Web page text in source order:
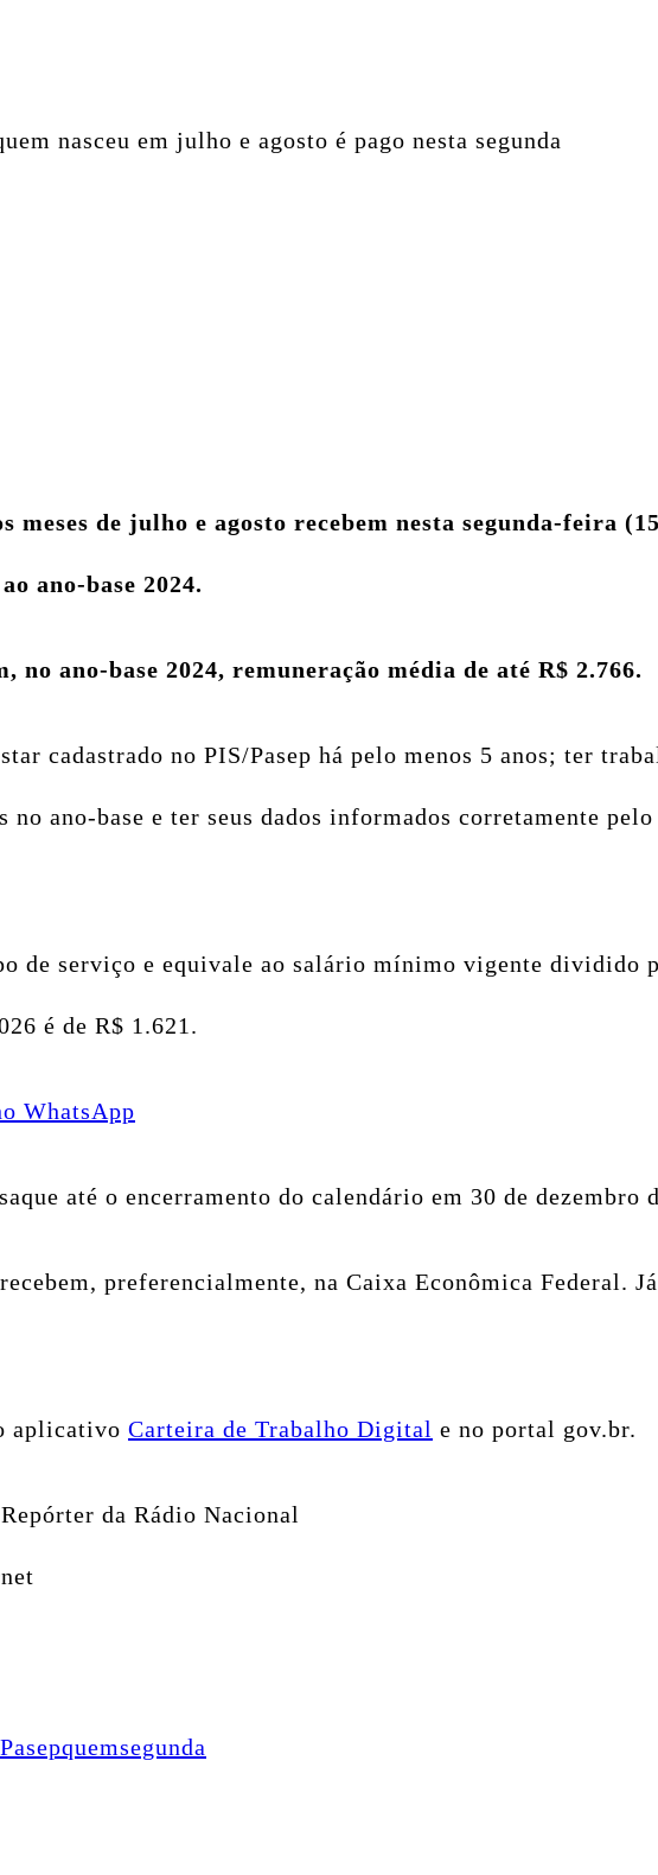
nasceu em julho e agosto é pago nesta segunda
meses de julho e agosto recebem nesta segunda-feira
ano-base 2024.
no ano-base 2024, remuneração média de até R$ 2.766.
cadastrado no PIS/Pasep há pelo menos 5 anos; ter
ano-base e ter seus dados informados corretamente
de serviço e equivale ao salário mínimo vigente dividido
é de R$ 1.621.
WhatsApp
até o encerramento do calendário em 30 de dezembro
preferencialmente, na Caixa Econômica Federal.
aplicativo Carteira de Trabalho Digital e no portal gov.br.
da Rádio Nacional
quemsegunda